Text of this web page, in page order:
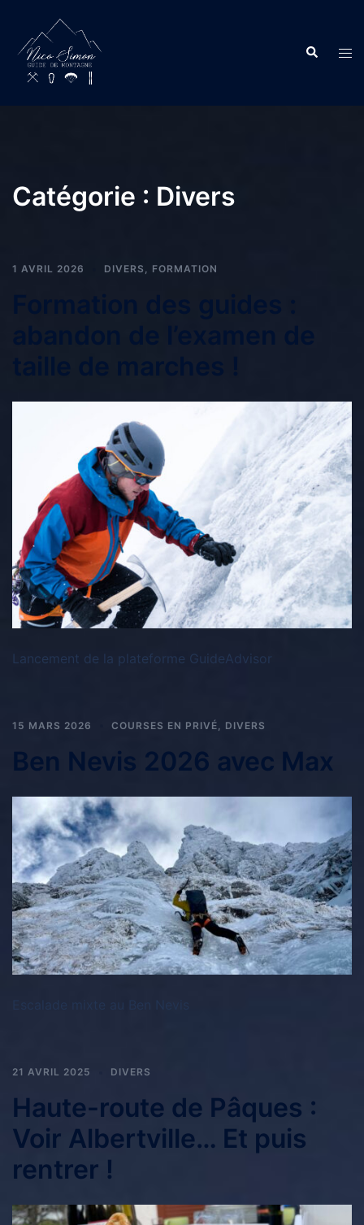
Catégorie : Divers
1 AVRIL 2026 DIVERS , FORMATION
Lancement de la plateforme GuideAdvisor
15 MARS 2026 COURSES EN PRIVÉ DIVERS
Ben Nevis 2026 avec Max
21 AVRIL 2025 DIVERS
Haute-route de Pâques :
Voir Albertville… Et puis
rentrer !